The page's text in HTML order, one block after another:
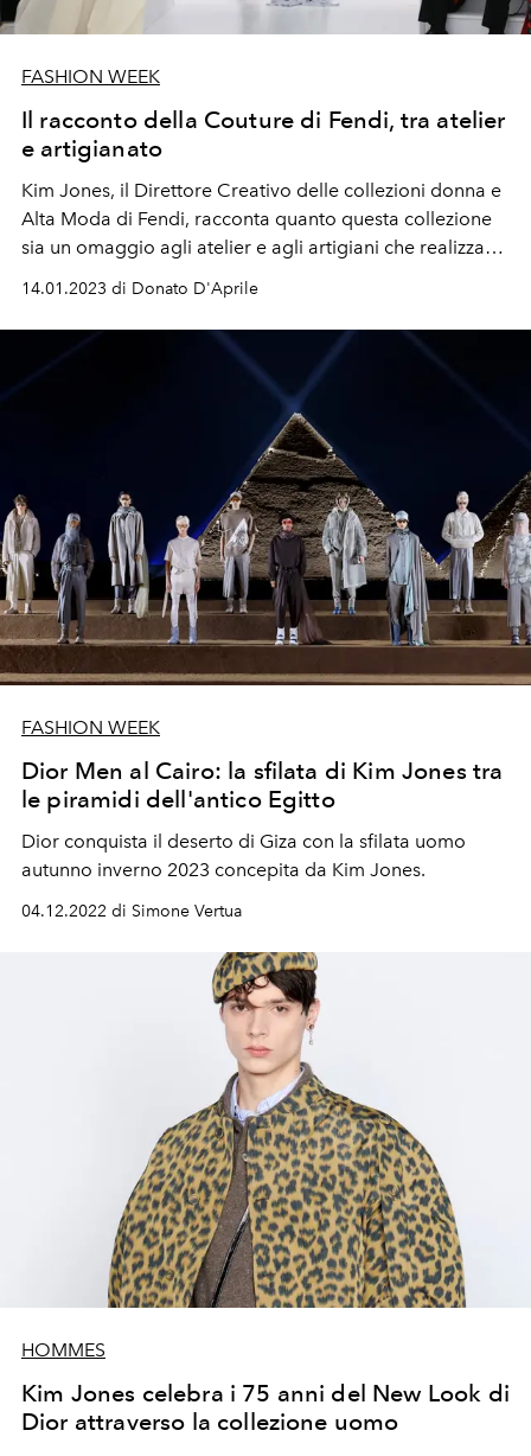
FASHION WEEK
Il racconto della Couture di Fendi, tra atelier
e artigianato
Kim Jones, il Direttore Creativo delle collezioni donna e
Alta Moda di Fendi, racconta quanto questa collezione
sia un omaggio agli atelier e agli artigiani che realizzano
quella magia chiamata Couture. Un immaginario senza
precedenti tra leggerezza, fluidità, tradizione e
drappeggi.
14.01.2023 di Donato D'Aprile
FASHION WEEK
Dior Men al Cairo: la sfilata di Kim Jones tra
le piramidi dell'antico Egitto
Dior conquista il deserto di Giza con la sfilata uomo
autunno inverno 2023 concepita da Kim Jones.
04.12.2022 di Simone Vertua
HOMMES
Kim Jones celebra i 75 anni del New Look di
Dior attraverso la collezione uomo